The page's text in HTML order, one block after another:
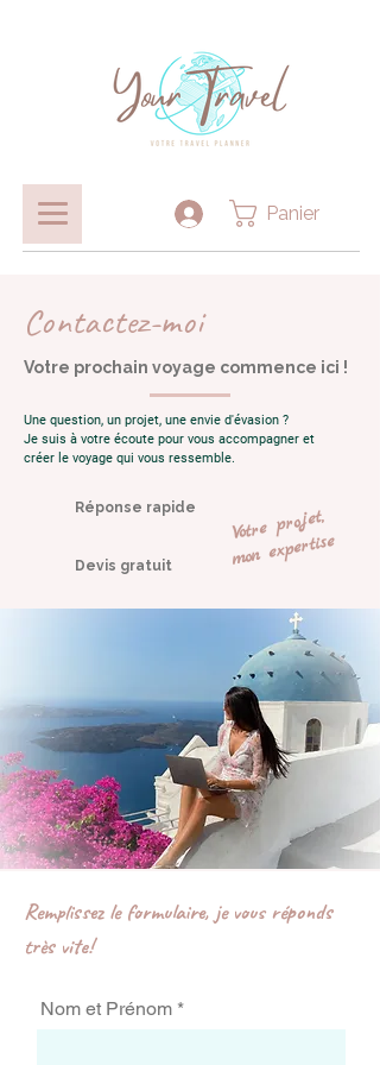
Panier
Contactez-moi
Votre prochain voyage commence ici !
Une question, un projet, une envie d'évasion ?
Je suis à votre écoute pour vous accompagner et
créer le voyage qui vous ressemble.
Réponse rapide
Devis gratuit
Votre projet,
mon expertise
Remplissez le formulaire, je vous réponds
très vite!
Nom et Prénom *